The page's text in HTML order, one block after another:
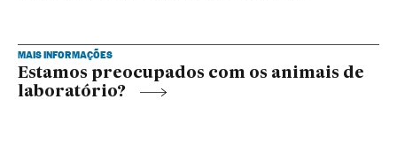
MAIS INFORMAÇÕES
Estamos preocupados com os animais de
laboratório?